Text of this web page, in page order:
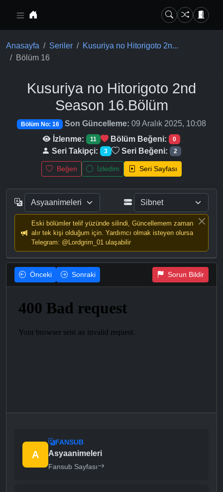
Anasayfa Seriler
Kusuriya no Hitorigoto 2n...
Bölüm 16
Kusuriya no Hitorigoto 2nd
Season 16.Bölüm
Bölüm No: 16 Son Güncelleme: 09 Aralık 2025, 10:08
İzlenme:
11 Bölüm Beğeni: 0
Seri Takipçi: 3 Seri Beğeni: 2
Beğen İzledim Seri Sayfası
Eski bölümler telif yüzünde silindi, Güncellemem zaman
alır tek kişi olduğum için. Yardımcı olmak isteyen olursa
Telegram: @Lordgrim_01 ulaşabilir
Önceki Sonraki Sorun Bildir
A
FANSUB
Asyaanimeleri
Fansub Sayfası